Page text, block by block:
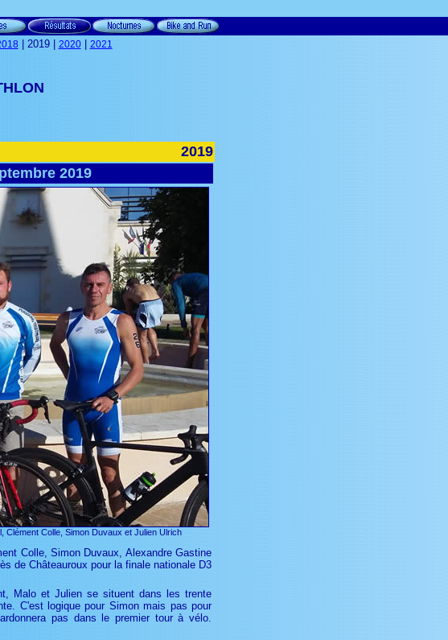
| 2019 | 2020| 2021
2019
2019
Clément Colle, Simon Duvaux et Julien Ulrich
Colle, Simon Duvaux, Alexandre Gastine
de Châteauroux pour la finale nationale D3
Malo et Julien se situent dans les trente
C'est logique pour Simon mais pas pour
pas dans le premier tour à vélo.